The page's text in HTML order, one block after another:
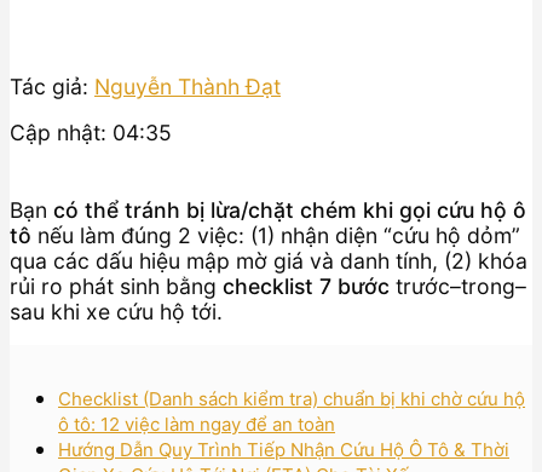
Tác giả: Nguyễn Thành Đạt
Cập nhật: 04:35
Bạn có thể tránh bị lừa/chặt chém khi gọi cứu hộ ô
tô nếu làm đúng 2 việc: (1) nhận diện “cứu hộ dỏm”
qua các dấu hiệu mập mờ giá và danh tính, (2) khóa
rủi ro phát sinh bằng checklist 7 bước trước–trong–
sau khi xe cứu hộ tới.
Checklist (Danh sách kiểm tra) chuẩn bị khi chờ cứu hộ
ô tô: 12 việc làm ngay để an toàn
Hướng Dẫn Quy Trình Tiếp Nhận Cứu Hộ Ô Tô & Thời